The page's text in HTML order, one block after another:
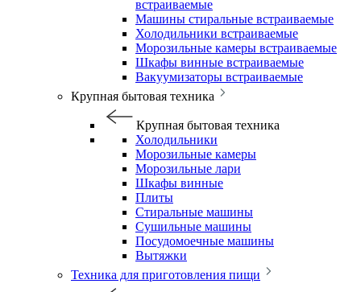
встраиваемые
Машины стиральные встраиваемые
Холодильники встраиваемые
Морозильные камеры встраиваемые
Шкафы винные встраиваемые
Вакуумизаторы встраиваемые
Крупная бытовая техника
Крупная бытовая техника
Холодильники
Морозильные камеры
Морозильные лари
Шкафы винные
Плиты
Стиральные машины
Сушильные машины
Посудомоечные машины
Вытяжки
Техника для приготовления пищи